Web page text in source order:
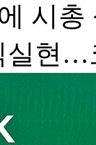
시
실현…